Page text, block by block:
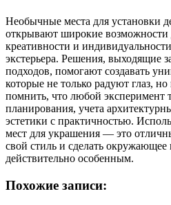
Необычные места для установки
открывают широкие возможности
креативности и
экстерьера. Решения, выходящие
подходов, помогают создавать
которые не только радуют глаз,
помнить, что любой эксперимент
планирования, учета
эстетики с практичностью.
мест для украшения — это
свой стиль и сделать окружающее
действительно особенным.
Похожие записи: